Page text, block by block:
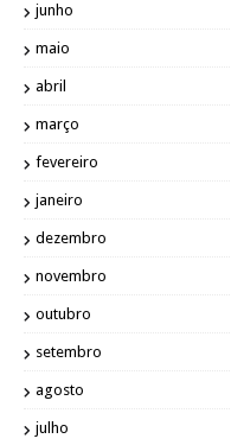
junho
maio
abril
março
fevereiro
janeiro
dezembro
novembro
outubro
setembro
agosto
julho